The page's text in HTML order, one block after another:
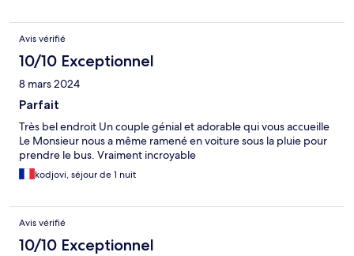
Avis vérifié
10/10 Exceptionnel
8 mars 2024
Parfait
Très bel endroit Un couple génial et adorable qui vous accueille
Le Monsieur nous a même ramené en voiture sous la pluie pour
prendre le bus. Vraiment incroyable
kodjovi, séjour de 1 nuit
Avis vérifié
10/10 Exceptionnel